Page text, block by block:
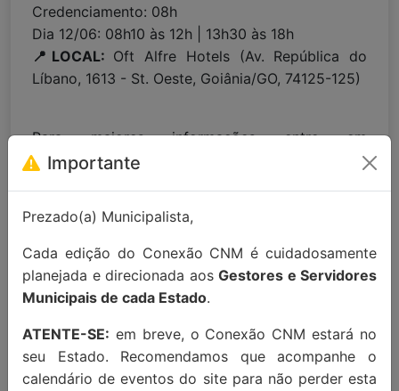
Credenciamento: 08h
Dia 12/06: 08h10 às 12h | 13h30 às 18h
📍LOCAL: Oft Alfre Hotels (Av. República do
Líbano, 1613 - St. Oeste, Goiânia/GO, 74125-125)
Para maiores informações entre em
contato:contato@conexaocnm.org.br
ou whats
Apoio Institucional:
Importante
Prezado(a) Municipalista,
Cada edição do Conexão CNM é cuidadosamente
planejada e direcionada aos Gestores e Servidores
Municipais de cada Estado.
ATENTE-SE: em breve, o Conexão CNM estará no
seu Estado. Recomendamos que acompanhe o
calendário de eventos do site para não perder esta